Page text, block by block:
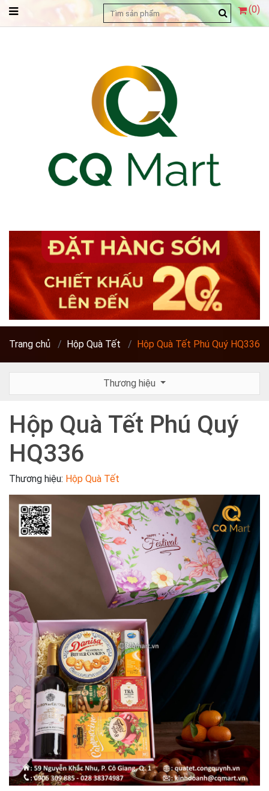
(0)
Trang chủ Hộp Quà Tết Hộp Quà Tết Phú Quý HQ336
Thương hiệu
Hộp Quà Tết Phú Quý
HQ336
Thương hiệu: Hộp Quà Tết